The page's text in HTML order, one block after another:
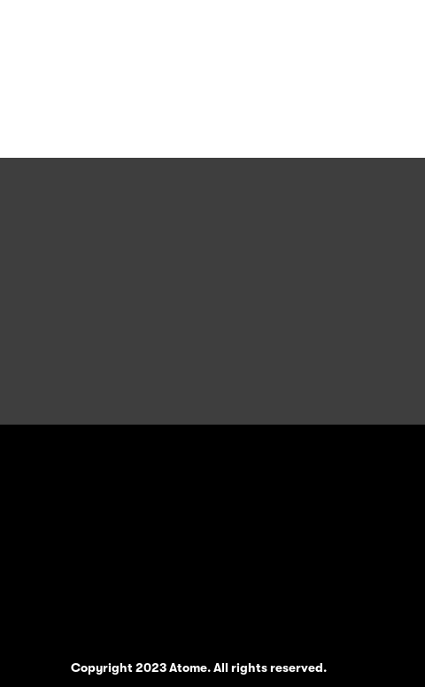
Copyright 2023 Atome. All rights reserved.